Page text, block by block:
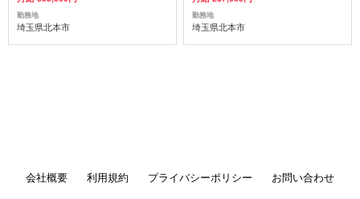
勤務地
埼玉県北本市
勤務地
埼玉県北本市
会社概要 利用規約 プライバシーポリシー
お問い合わせ